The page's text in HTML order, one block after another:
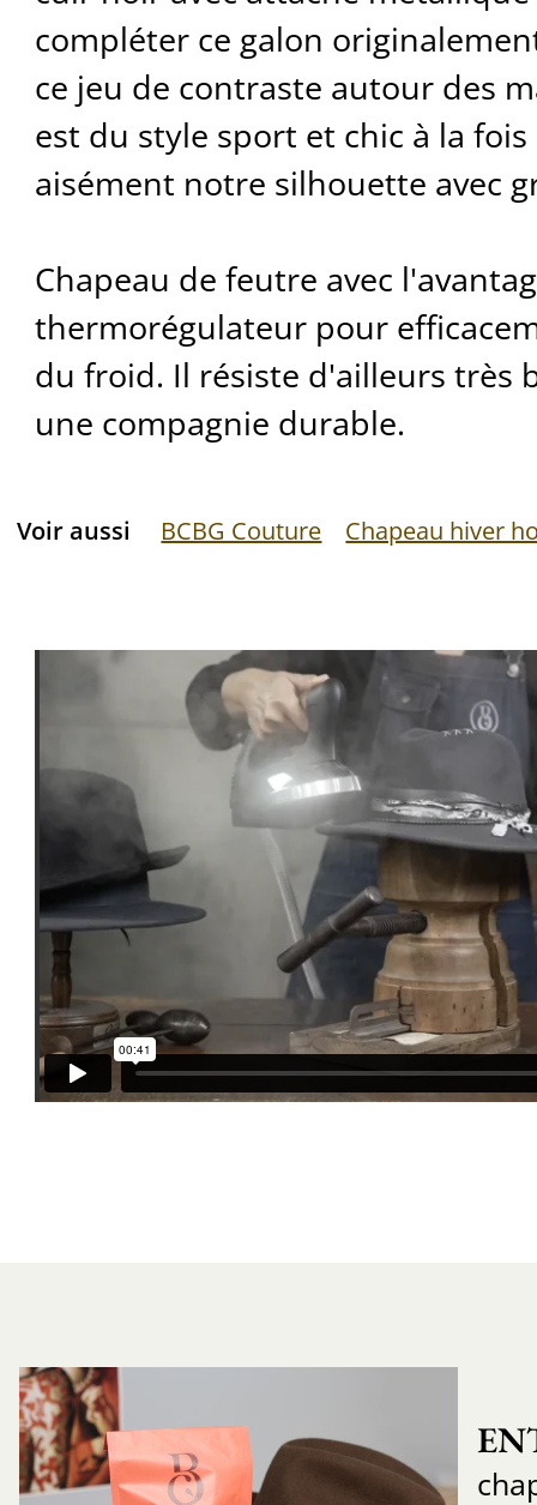
compléter ce galon
ce jeu de contraste autour des
est du style sport et chic à la
aisément notre silhouette avec
Chapeau de feutre avec
thermorégulateur pour
du froid. Il résiste d'ailleurs très
une compagnie durable.
Voir aussi BCBG Couture Chapeau hiver